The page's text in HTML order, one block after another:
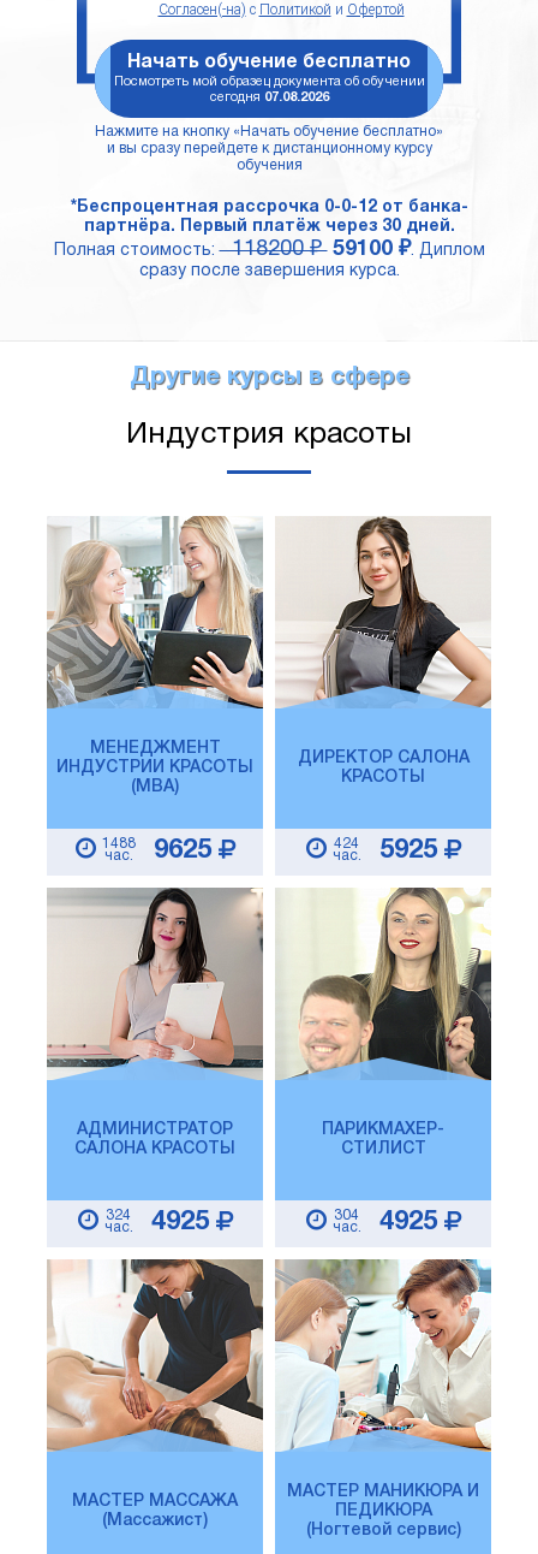
Согласен(-на) с Политикой и Офертой
Начать обучение бесплатно
Посмотреть мой образец документа об обучении
сегодня 07.08.2026
Нажмите на кнопку «Начать обучение бесплатно»
и вы сразу перейдете к дистанционному курсу
обучения
*Беспроцентная рассрочка 0-0-12 от банка-
партнёра. Первый платёж через 30 дней.
Полная стоимость:118200 ₽ 59100 ₽. Диплом
сразу после завершения курса.
Другие курсы в сфере
Индустрия красоты
МЕНЕДЖМЕНТ
ИНДУСТРИИ КРАСОТЫ
(MBA)
1488
час.
9625
ДИРЕКТОР САЛОНА
КРАСОТЫ
424
час.
5925
АДМИНИСТРАТОР
САЛОНА КРАСОТЫ
324
час.
4925
ПАРИКМАХЕР-
СТИЛИСТ
304
час.
4925
МАСТЕР МАССАЖА
(Массажист)
МАСТЕР МАНИКЮРА И
ПЕДИКЮРА
(Ногтевой сервис)